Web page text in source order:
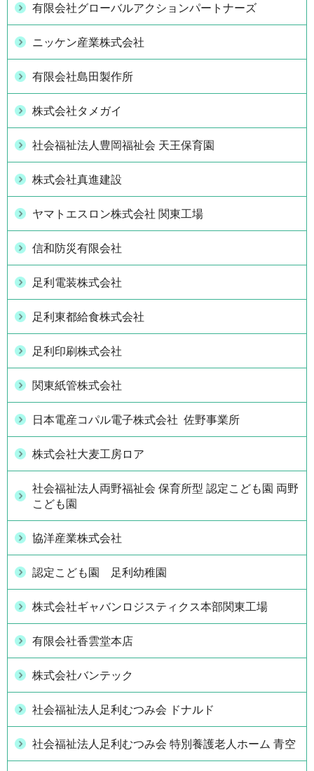
有限会社グローバルアクションパートナーズ
ニッケン産業株式会社
有限会社島田製作所
株式会社タメガイ
社会福祉法人豊岡福祉会 天王保育園
株式会社真進建設
ヤマトエスロン株式会社 関東工場
信和防災有限会社
足利電装株式会社
足利東都給食株式会社
足利印刷株式会社
関東紙管株式会社
日本電産コパル電子株式会社 佐野事業所
株式会社大麦工房ロア
社会福祉法人両野福祉会 保育所型 認定こども園 両野
こども園
協洋産業株式会社
認定こども園 足利幼稚園
株式会社ギャバンロジスティクス本部関東工場
有限会社香雲堂本店
株式会社バンテック
社会福祉法人足利むつみ会 ドナルド
社会福祉法人足利むつみ会 特別養護老人ホーム 青空